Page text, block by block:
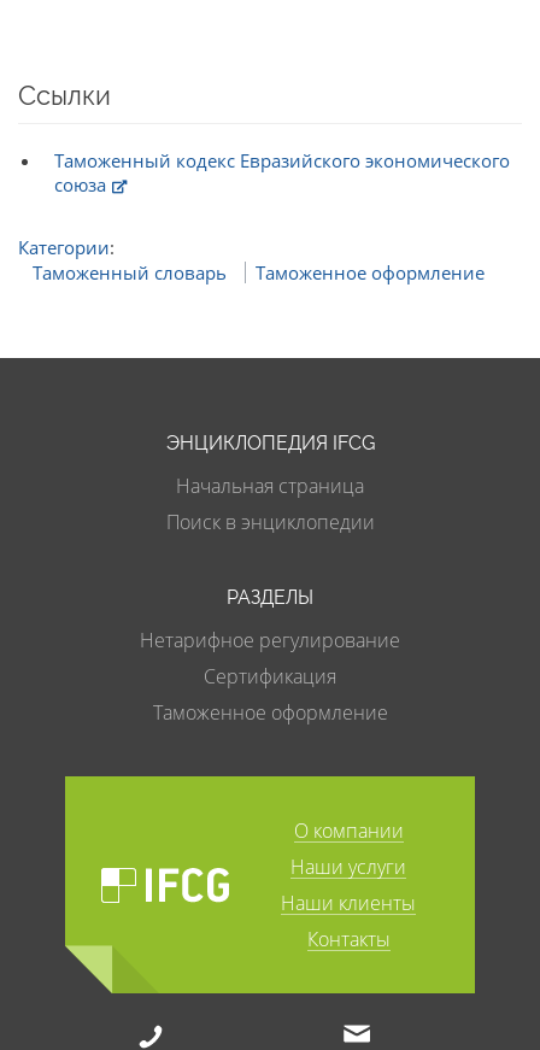
Ссылки
Таможенный кодекс Евразийского экономического
союза
Категории:
Таможенный словарь
Таможенное оформление
ЭНЦИКЛОПЕДИЯ IFCG
Начальная страница
Поиск в энциклопедии
РАЗДЕЛЫ
Нетарифное регулирование
Сертификация
Таможенное оформление
О компании
Наши услуги
Наши клиенты
Контакты